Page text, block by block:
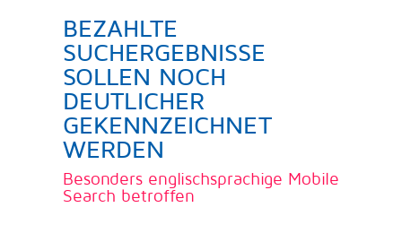
BEZAHLTE
SUCHERGEBNISSE
SOLLEN NOCH
DEUTLICHER
GEKENNZEICHNET
WERDEN
Besonders englischsprachige Mobile
Search betroffen